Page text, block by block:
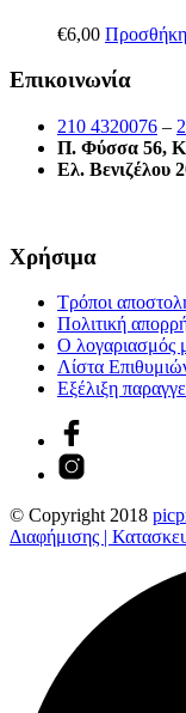
€6,00 Προσθήκη
Επικοινωνία
210 4320076 –
Π. Φύσσα 56,
Ελ. Βενιζέλου
Χρήσιμα
Τρόποι
Πολιτική
Ο λογαριασμός
Λίστα
Εξέλιξη
© Copyright 2018
Διαφήμισης |